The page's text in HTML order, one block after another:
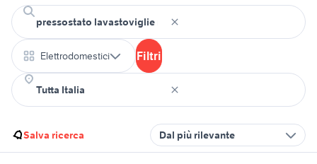
Elettrodomestici Filtri
Salva ricerca Dal più rilevante